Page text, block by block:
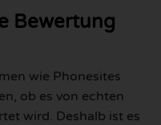
Bewertung
wie Phonesites
ob es von echten
wird. Deshalb ist es